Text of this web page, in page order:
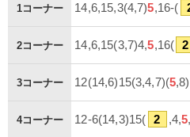
1コーナー 14,6,15,3(4,7)5,16-(
2コーナー 14,6,15(3,7)4,5,16( 2
3コーナー 12(14,6)15(3,4,7)(5
4コーナー 12-6(14,3)15( 2 ,4,5